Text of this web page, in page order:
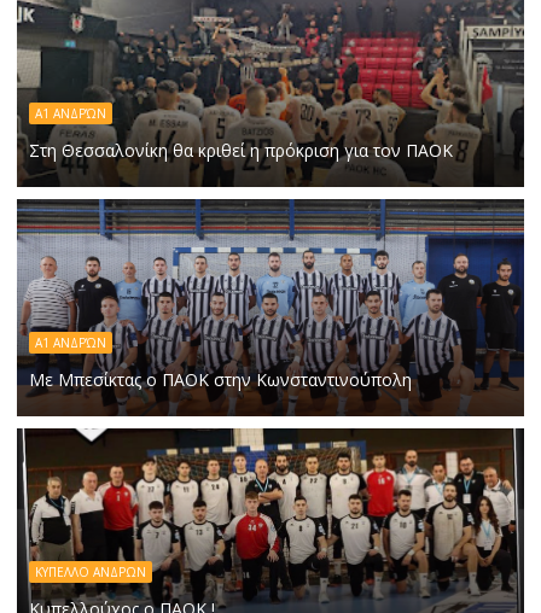
Α1 ΑΝΔΡΏΝ
Στη Θεσσαλονίκη θα κριθεί η πρόκριση για τον ΠΑΟΚ
A1 ΑΝΔΡΏΝ
Με Μπεσίκτας ο ΠΑΟΚ στην Κωνσταντινούπολη
ΚΥΠΕΛΛΟ ΑΝΔΡΩΝ